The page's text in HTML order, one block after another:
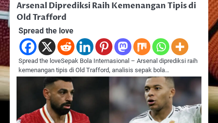
Arsenal Diprediksi Raih Kemenangan Tipis di
Old Trafford
Spread the love
Spread the loveSepak Bola Internasional – Arsenal diprediksi raih
kemenangan tipis di Old Trafford, analisis sepak bola…